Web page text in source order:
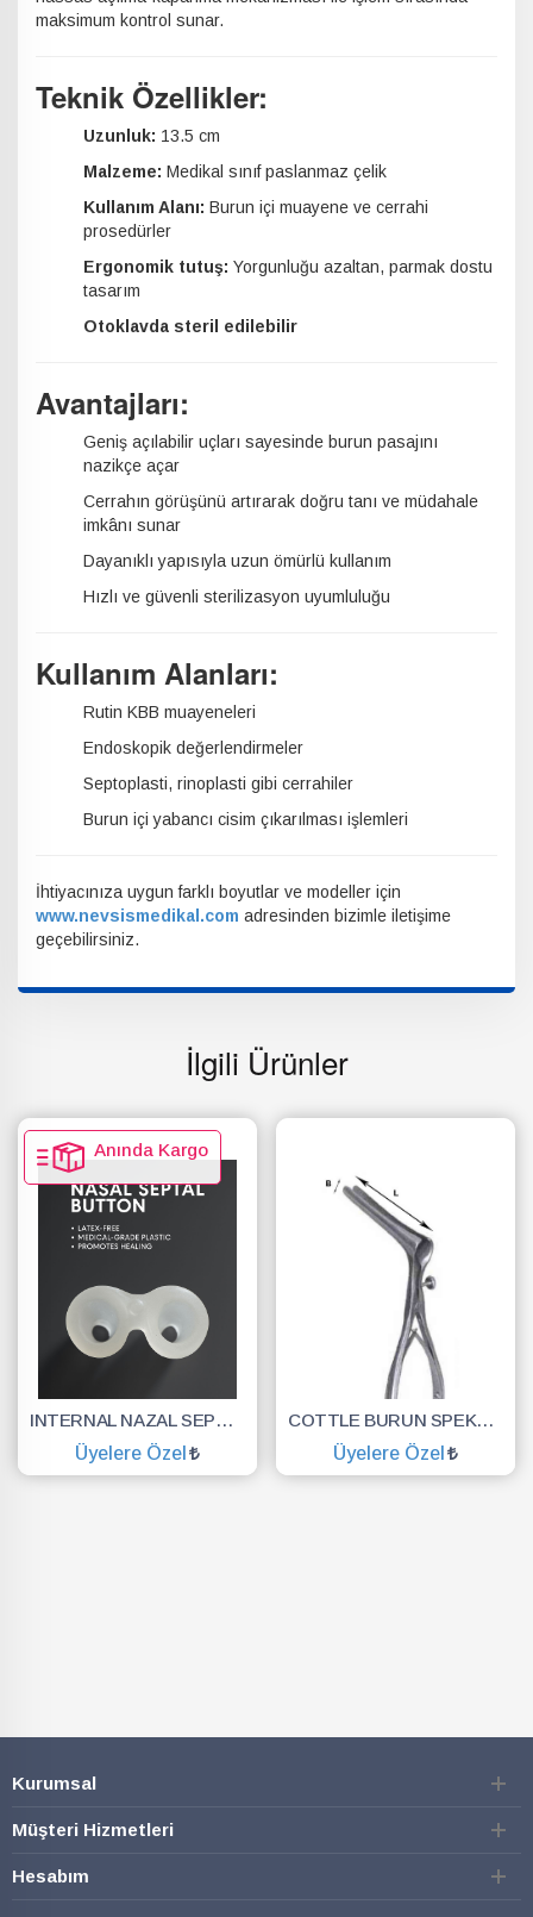
maksimum kontrol sunar.
Teknik Özellikler:
Uzunluk: 13.5 cm
Malzeme: Medikal sınıf paslanmaz çelik
Kullanım Alanı: Burun içi muayene ve cerrahi
prosedürler
Ergonomik tutuş: Yorgunluğu azaltan, parmak dostu
tasarım
Otoklavda steril edilebilir
Avantajları:
Geniş açılabilir uçları sayesinde burun pasajını
nazikçe açar
Cerrahın görüşünü artırarak doğru tanı ve müdahale
imkânı sunar
Dayanıklı yapısıyla uzun ömürlü kullanım
Hızlı ve güvenli sterilizasyon uyumluluğu
Kullanım Alanları:
Rutin KBB muayeneleri
Endoskopik değerlendirmeler
Septoplasti, rinoplasti gibi cerrahiler
Burun içi yabancı cisim çıkarılması işlemleri
İhtiyacınıza uygun farklı boyutlar ve modeller için
www.nevsismedikal.com adresinden bizimle iletişime
geçebilirsiniz.
İlgili Ürünler
Anında Kargo
INTERNAL NAZAL SEPTAL BUTTON NEVSİS MEDİKAL AMELİYAT SONRASIBURUN TIKACI
Üyelere Özel
COTTLE BURUN SPEKULUMU 80MM 14CM
Üyelere Özel
Kurumsal
Müşteri Hizmetleri
Hesabım